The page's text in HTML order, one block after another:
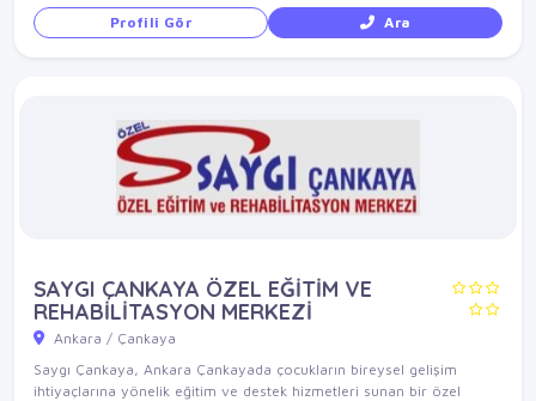
Profili Gör Ara
SAYGI ÇANKAYA ÖZEL EĞİTİM VE
REHABİLİTASYON MERKEZİ
Ankara / Çankaya
Saygı Çankaya, Ankara Çankayada çocukların bireysel gelişim
ihtiyaçlarına yönelik eğitim ve destek hizmetleri sunan bir özel